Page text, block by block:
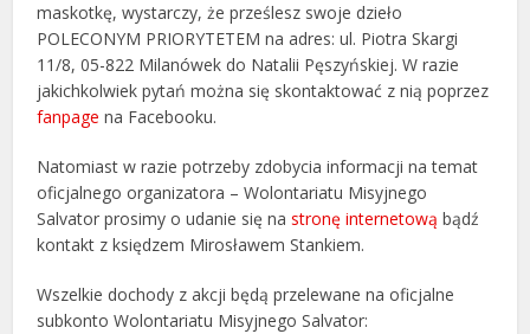
maskotkę, wystarczy, że prześlesz swoje dzieło
POLECONYM PRIORYTETEM na adres: ul. Piotra Skargi
11/8, 05-822 Milanówek do Natalii Pęszyńskiej. W razie
jakichkolwiek pytań można się skontaktować z nią poprzez
fanpage na Facebooku.
Natomiast w razie potrzeby zdobycia informacji na temat
oficjalnego organizatora – Wolontariatu Misyjnego
Salvator prosimy o udanie się nastronę internetową bądź
kontakt z księdzem Mirosławem Stankiem.
Wszelkie dochody z akcji będą przelewane na oficjalne
subkonto Wolontariatu Misyjnego Salvator: